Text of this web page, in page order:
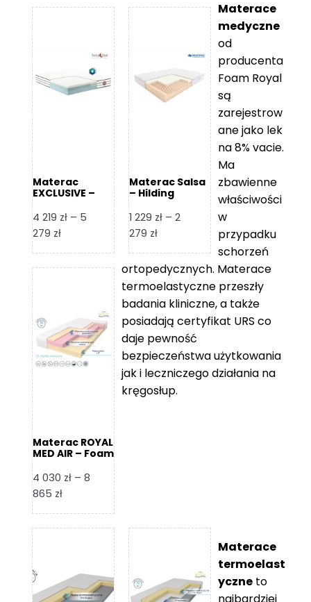
Materac
EXCLUSIVE –
4 219 zł – 5
279 złZakres
od
5
279 zł
Materac Salsa
– Hilding
1 229 zł – 2
279 złZakres
od
1
229 zł
2
279 zł
Materac ROYAL
MED AIR – Foam
4 030 zł – 8
865 złZakres
od
do
8
Materace
medyczne
od
producenta
Foam Royal
są
zarejestrow
ane jako lek
na 8% vacie.
Ma
zbawienne
właściwości
w
przypadku
schorzeń
ortopedycznych. Materace
termoelastyczne przeszły
badania kliniczne, a także
posiadają certyfikat URS co
daje pewność
bezpieczeństwa użytkowania
jak i leczniczego działania na
kręgosłup.
Materace
termoelast
yczne to